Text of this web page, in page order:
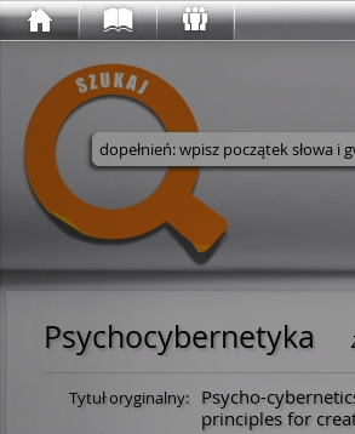
Wyszukaj w serwisie
Psychocybernetyka
Tytuł oryginalny:
Psycho-
principles for